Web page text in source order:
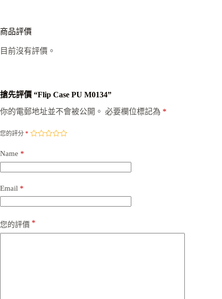
商品評價
目前沒有評價。
搶先評價 “Flip Case PU M0134”
你的電郵地址並不會被公開。 必要欄位標記為 *
您的評分 *
Name *
Email *
您的評價 *